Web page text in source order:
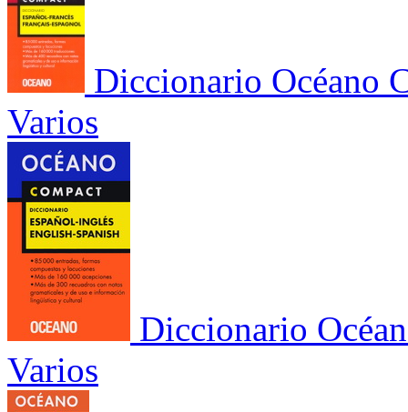
Diccionario Océano
Varios
Diccionario
Varios